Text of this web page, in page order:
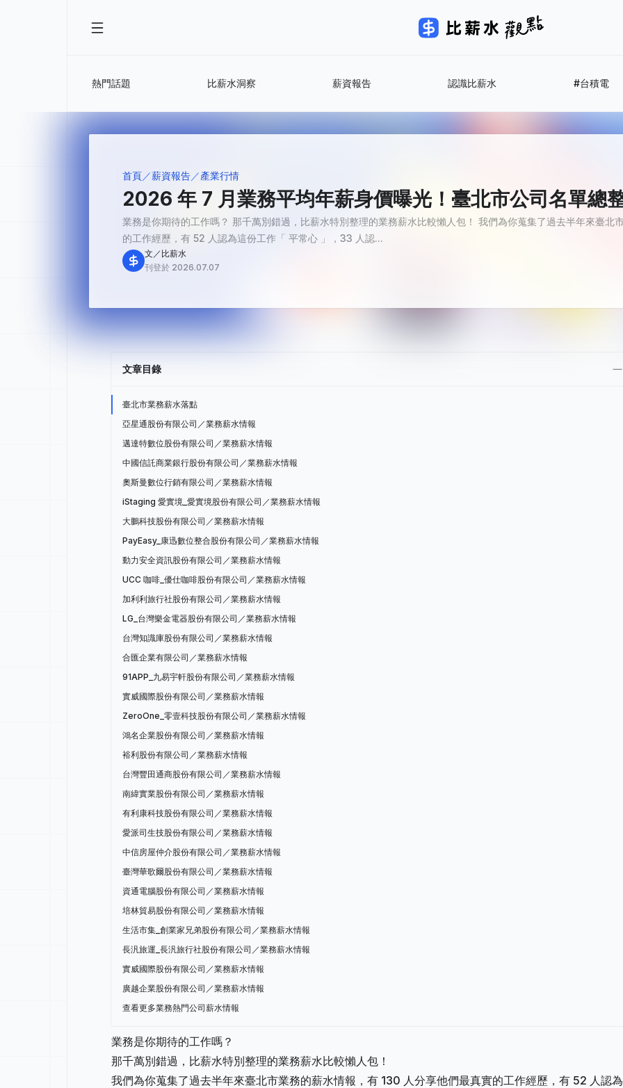
熱門話題 比薪水洞察 薪資報告 認識比薪水 #台積電
首頁 薪資報告 產業行情
2026 年 7 月業務平均年薪身價曝光！臺北市公司名單總
業務是你期待的工作嗎？ 那千萬別錯過，比薪水特別整理的業務薪水比較懶人包！ 我們為你蒐集了過去半年來臺北
的工作經歷，有 52 人認為這份工作「 平常心 」，33 人認...
文／比薪水
刊登於 2026.07.07
文章目錄
臺北市業務薪水落點
亞星通股份有限公司／業務薪水情報
邁達特數位股份有限公司／業務薪水情報
中國信託商業銀行股份有限公司／業務薪水情報
奧斯曼數位行銷有限公司／業務薪水情報
iStaging 愛實境_愛實境股份有限公司／業務薪水情報
大鵬科技股份有限公司／業務薪水情報
PayEasy_康迅數位整合股份有限公司／業務薪水情報
動力安全資訊股份有限公司／業務薪水情報
UCC 咖啡_優仕咖啡股份有限公司／業務薪水情報
加利利旅行社股份有限公司／業務薪水情報
LG_台灣樂金電器股份有限公司／業務薪水情報
台灣知識庫股份有限公司／業務薪水情報
合匯企業有限公司／業務薪水情報
91APP_九易宇軒股份有限公司／業務薪水情報
實威國際股份有限公司／業務薪水情報
ZeroOne_零壹科技股份有限公司／業務薪水情報
鴻名企業股份有限公司／業務薪水情報
裕利股份有限公司／業務薪水情報
台灣豐田通商股份有限公司／業務薪水情報
南緯實業股份有限公司／業務薪水情報
有利康科技股份有限公司／業務薪水情報
愛派司生技股份有限公司／業務薪水情報
中信房屋仲介股份有限公司／業務薪水情報
臺灣華歌爾股份有限公司／業務薪水情報
資通電腦股份有限公司／業務薪水情報
培林貿易股份有限公司／業務薪水情報
生活市集_創業家兄弟股份有限公司／業務薪水情報
長汎旅運_長汎旅行社股份有限公司／業務薪水情報
實威國際股份有限公司／業務薪水情報
廣越企業股份有限公司／業務薪水情報
查看更多業務熱門公司薪水情報
業務是你期待的工作嗎？
那千萬別錯過，比薪水特別整理的業務薪水比較懶人包！
我們為你蒐集了過去半年來臺北市業務的薪水情報，有 130 人分享他們最真實的工作經歷，有 52 人認